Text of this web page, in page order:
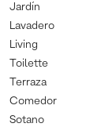
Jardín
Lavadero
Living
Toilette
Terraza
Comedor
Sotano